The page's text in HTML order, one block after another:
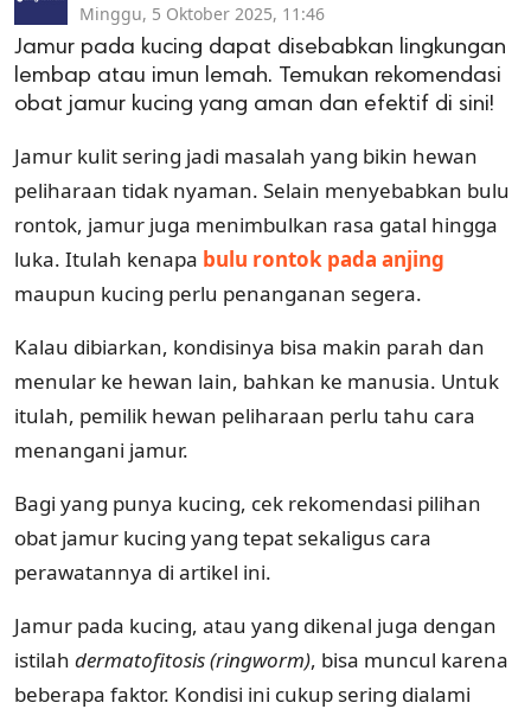
Minggu, 5 Oktober 2025, 11:46
Jamur pada kucing dapat disebabkan lingkungan
lembap atau imun lemah. Temukan rekomendasi
obat jamur kucing yang aman dan efektif di sini!
Jamur kulit sering jadi masalah yang bikin hewan
peliharaan tidak nyaman. Selain menyebabkan bulu
rontok, jamur juga menimbulkan rasa gatal hingga
luka. Itulah kenapa bulu rontok pada anjing
maupun kucing perlu penanganan segera.
Kalau dibiarkan, kondisinya bisa makin parah dan
menular ke hewan lain, bahkan ke manusia. Untuk
itulah, pemilik hewan peliharaan perlu tahu cara
menangani jamur.
Bagi yang punya kucing, cek rekomendasi pilihan
obat jamur kucing yang tepat sekaligus cara
perawatannya di artikel ini.
Jamur pada kucing, atau yang dikenal juga dengan
istilah dermatofitosis(ringworm), bisa muncul karena
beberapa faktor. Kondisi ini cukup sering dialami